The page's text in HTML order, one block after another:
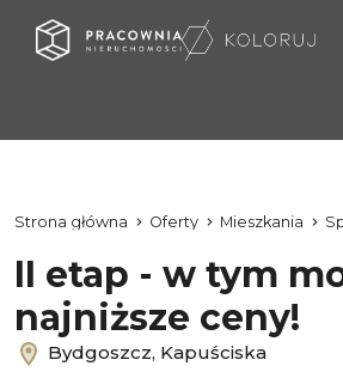
Strona główna Oferty Mieszkania
II etap - w tym
najniższe ceny!
Bydgoszcz, Kapuściska